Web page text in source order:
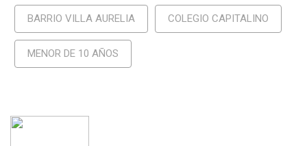
BARRIO VILLA AURELIA COLEGIO CAPITALINO
MENOR DE 10 AÑOS